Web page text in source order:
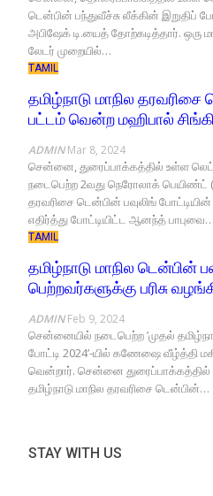
டென்பின் பந்துவீச்சு லீக்கின் இறுதிப்
அபிஷேக் டி.யைத் தோற்கடித்தார். ஒரு
லேடர் முறையில்…
TAMIL
தமிழ்நாடு மாநில தரவரிசை
பட்டம் வென்ற மஹிபால்
ADMINMar 8, 2024
சென்னை, துரைப்பாக்கத்தில் உள்ள
நடைபெற்ற 2வது நெரோலாக் பெயிண்ட்
தரவரிசை டென்பின் பவுலிங்
எதிர்த்து போட்டியிட்ட ஆனந்த் பாபுவை…
TAMIL
தமிழ்நாடு மாநில டென்பின்
பெற்றவர்களுக்கு பரிசு
ADMINFeb 9, 2024
சென்னையில் நடைபெற்ற ’முதல்
போட்டி 2024’-யில் கணேஷை வீழ்த்தி
வென்றார். சென்னை துரைப்பாக்கத்தில்
தமிழ்நாடு மாநில தரவரிசை டென்பின்…
STAY WITH US